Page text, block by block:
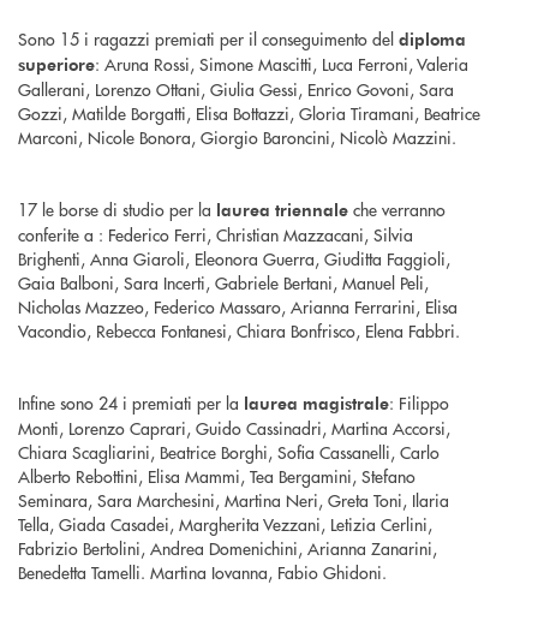
Sono 15 i ragazzi premiati per il conseguimento del diploma
superiore: Aruna Rossi, Simone Mascitti, Luca Ferroni, Valeria
Gallerani, Lorenzo Ottani, Giulia Gessi, Enrico Govoni, Sara
Gozzi, Matilde Borgatti, Elisa Bottazzi, Gloria Tiramani, Beatrice
Marconi, Nicole Bonora, Giorgio Baroncini, Nicolò Mazzini.
17 le borse di studio per la laurea triennale che verranno
conferite a : Federico Ferri, Christian Mazzacani, Silvia
Brighenti, Anna Giaroli, Eleonora Guerra, Giuditta Faggioli,
Gaia Balboni, Sara Incerti, Gabriele Bertani, Manuel Peli,
Nicholas Mazzeo, Federico Massaro, Arianna Ferrarini, Elisa
Vacondio, Rebecca Fontanesi, Chiara Bonfrisco, Elena Fabbri.
Infine sono 24 i premiati per la laurea magistrale: Filippo
Monti, Lorenzo Caprari, Guido Cassinadri, Martina Accorsi,
Chiara Scagliarini, Beatrice Borghi, Sofia Cassanelli, Carlo
Alberto Rebottini, Elisa Mammi, Tea Bergamini, Stefano
Seminara, Sara Marchesini, Martina Neri, Greta Toni, Ilaria
Tella, Giada Casadei, Margherita Vezzani, Letizia Cerlini,
Fabrizio Bertolini, Andrea Domenichini, Arianna Zanarini,
Benedetta Tamelli. Martina Iovanna, Fabio Ghidoni.